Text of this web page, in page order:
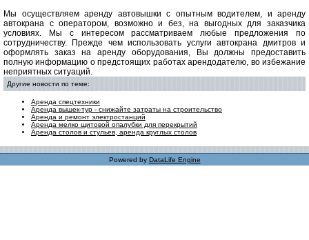
Мы осуществляем аренду автовышки с опытным водителем, и аренду
автокрана с оператором, возможно и без, на выгодных для заказчика
условиях. Мы с интересом рассматриваем любые предложения по
сотрудничеству. Прежде чем использовать услуги автокрана дмитров и
оформлять заказ на аренду оборудования, Вы должны предоставить
полную информацию о предстоящих работах арендодателю, во избежание
неприятных ситуаций.
Другие новости по теме:
Аренда спецтехники
Аренда вышек-тур - снижайте затраты на строительство
Аренда и ремонт электростанций
Аренда мелко щитовой опалубки для перекрытий
Аренда столов и стульев, аренда круглых столов
Powered by DataLife Engine